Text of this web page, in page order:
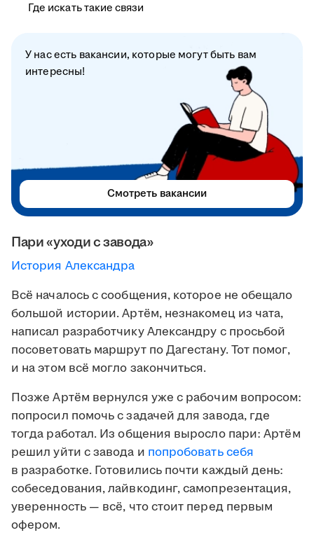
Пари «уходи с завода»
История Александра
Всё началось с сообщения, которое не обещало
большой истории. Артём, незнакомец из чата,
написал разработчику Александру с просьбой
посоветовать маршрут по Дагестану. Тот помог,
и на этом всё могло закончиться.
Позже Артём вернулся уже с рабочим вопросом:
попросил помочь с задачей для завода, где
тогда работал. Из общения выросло пари: Артём
решил уйти с завода и попробовать себя
в разработке. Готовились почти каждый день:
собеседования, лайвкодинг, самопрезентация,
уверенность — всё, что стоит перед первым
офером.
Где искать такие связи
У нас есть вакансии, которые могут быть вам
интересны!
Смотреть вакансии